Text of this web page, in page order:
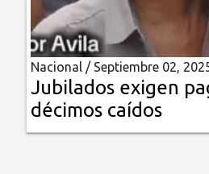
Insólitas
Multimedia
Impreso
Nacional / Septiembre 02,
Jubilados exigen
décimos caídos